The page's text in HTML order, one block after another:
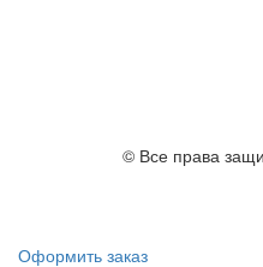
© Все права
Оформить заказ